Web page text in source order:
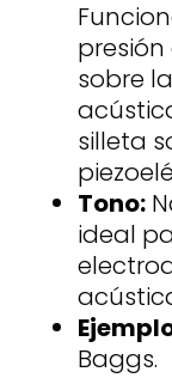
sobre
silleta
Tono:
ideal
Baggs.